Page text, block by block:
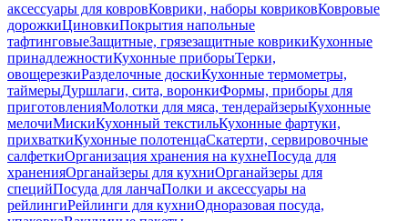
аксессуары для ковровКоврики, наборы ковриковКовровые
дорожкиЦиновкиПокрытия напольные
тафтинговыеЗащитные, грязезащитные коврикиКухонные
принадлежностиКухонные приборыТерки,
овощерезкиРазделочные доскиКухонные термометры,
таймерыДуршлаги, сита, воронкиФормы, приборы для
приготовленияМолотки для мяса, тендерайзерыКухонные
мелочиМискиКухонный текстильКухонные фартуки,
прихваткиКухонные полотенцаСкатерти, сервировочные
салфеткиОрганизация хранения на кухнеПосуда для
храненияОрганайзеры для кухниОрганайзеры для
специйПосуда для ланчаПолки и аксессуары на
рейлингиРейлинги для кухниОдноразовая посуда,